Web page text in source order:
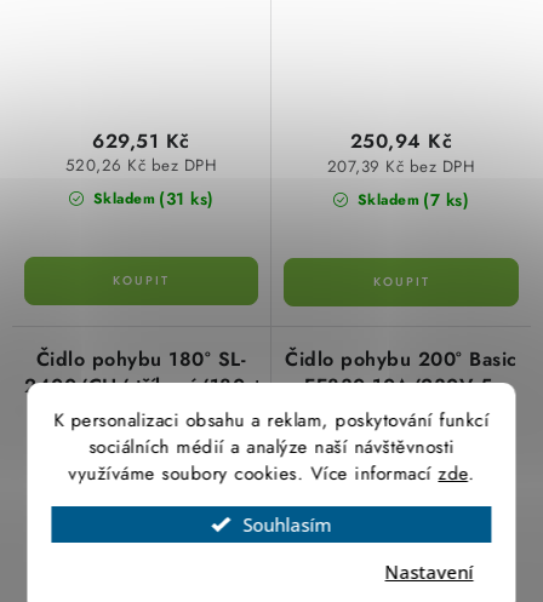
K personalizaci obsahu a reklam, poskytování funkcí
sociálních médií a analýze naší návštěvnosti
využíváme soubory cookies. Více informacízde.
Souhlasím
Nastavení
Skladem (31 ks)
520,26 Kč bez DPH
629,51 Kč
Skladem (7 ks)
207,39 Kč bez DPH
250,94 Kč
Čidlo pohybu 180° SL-
2400/CH/stříbrná/180st.
Čidlo pohybu 200° Basic
EE830 10A/230V 5-
1000 Lux, 1500W bílý
detektor Hager